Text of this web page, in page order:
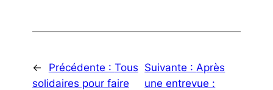
← Précédente : Tous
solidaires pour faire
Suivante : Après
une entrevue :